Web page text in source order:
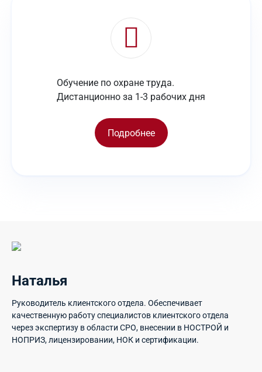
Обучение по охране труда.
Дистанционно за 1-3 рабочих дня
Подробнее
Наталья
Руководитель клиентского отдела. Обеспечивает
качественную работу специалистов клиентского отдела
через экспертизу в области СРО, внесении в НОСТРОЙ и
НОПРИЗ, лицензировании, НОК и сертификации.